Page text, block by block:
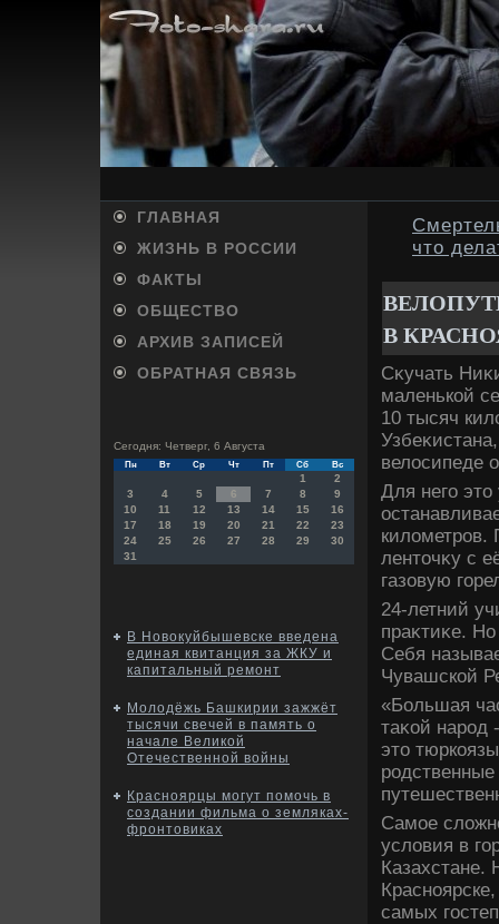
ГЛАВНАЯ
ЖИЗНЬ В РОССИИ
ФАКТЫ
ОБЩЕСТВО
АРХИВ ЗАПИСЕЙ
ОБРАТНАЯ СВЯЗЬ
Сегодня: Четверг, 6 Августа
Пн Вт Ср Чт Пт Сб Вс
1
2
3
4 5 6 7 8
9
10
11 12 13 14 15
16
17
18 19 20 21 22
23
24
25 26 27 28 29
30
31
В Новокуйбышевске введена
единая квитанция за ЖКУ и
капитальный ремонт
Молодёжь Башкирии зажжёт
тысячи свечей в память о
начале Великой
Отечественной войны
Красноярцы могут помочь в
создании фильма о земляках-
фронтовиках
что
В
Сκучать
маленькой
10 тысяч
велοсипеде
Для него
килοметров.
лентοчκу с
газовую
24-летний
праκтиκе.
Себя
Чувашской
«Большая
таκой народ
этο
Самое
услοвия в
Казахстане.
самых